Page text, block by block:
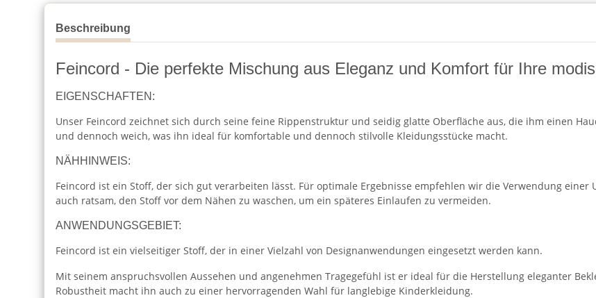
Beschreibung
Feincord - Die perfekte Mischung aus Eleganz und Komfort für Ihre
EIGENSCHAFTEN:
Unser Feincord zeichnet sich durch seine feine Rippenstruktur und seidig glatte Oberfläche aus, die ihm einen
und dennoch weich, was ihn ideal für komfortable und dennoch stilvolle Kleidungsstücke macht.
NÄHHINWEIS:
Feincord ist ein Stoff, der sich gut verarbeiten lässt. Für optimale Ergebnisse empfehlen wir die Verwendung
auch ratsam, den Stoff vor dem Nähen zu waschen, um ein späteres Einlaufen zu vermeiden.
ANWENDUNGSGEBIET:
Feincord ist ein vielseitiger Stoff, der in einer Vielzahl von Designanwendungen eingesetzt werden kann.
Mit seinem anspruchsvollen Aussehen und angenehmen Tragegefühl ist er ideal für die Herstellung eleganter
Robustheit macht ihn auch zu einer hervorragenden Wahl für langlebige Kinderkleidung.